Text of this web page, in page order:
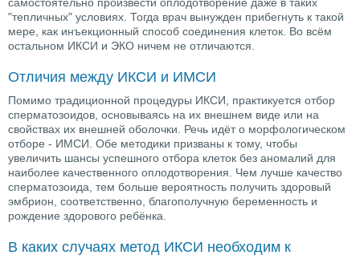
"тепличных" условиях. Тогда врач вынужден прибегнуть к такой
мере, как инъекционный способ соединения клеток. Во всём
остальном ИКСИ и ЭКО ничем не отличаются.
Отличия между ИКСИ и ИМСИ
Помимо традиционной процедуры ИКСИ, практикуется отбор
сперматозоидов, основываясь на их внешнем виде или на
свойствах их внешней оболочки. Речь идёт о морфологическом
отборе - ИМСИ. Обе методики призваны к тому, чтобы
увеличить шансы успешного отбора клеток без аномалий для
наиболее качественного оплодотворения. Чем лучше качество
сперматозоида, тем больше вероятность получить здоровый
эмбрион, соответственно, благополучную беременность и
рождение здорового ребёнка.
В каких случаях метод ИКСИ необходим к